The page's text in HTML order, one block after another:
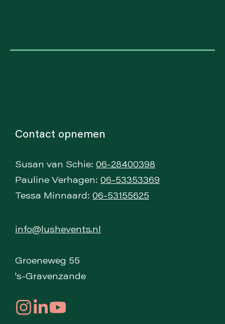
Contact opnemen
Susan van Schie: 06-28400398
Pauline Verhagen: 06-53353369
Tessa Minnaard: 06-53155625
info@lushevents.nl
Groeneweg 55
's-Gravenzande